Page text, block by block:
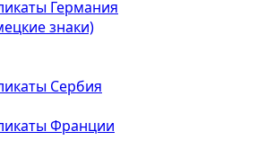
Германия
знаки)
Сербия
Франции